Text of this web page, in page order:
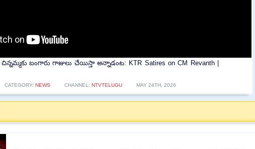
చిన్నమ్మకు బంగారు గాజులు చేయిస్తా అన్నాడంట: KTR Satires on CM Revanth |
CATEGORY: NEWS CHANNEL: NTVTELUGU MAY 24TH, 2026